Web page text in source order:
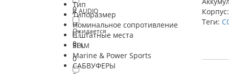
JL AUDIO
0
BLAM
0
0
Ожидается
0
Тип
Типоразмер
Номинальное сопротивление
В штатные места
SPL
Marine & Power Sports
САБВУФЕРЫ
Теги: